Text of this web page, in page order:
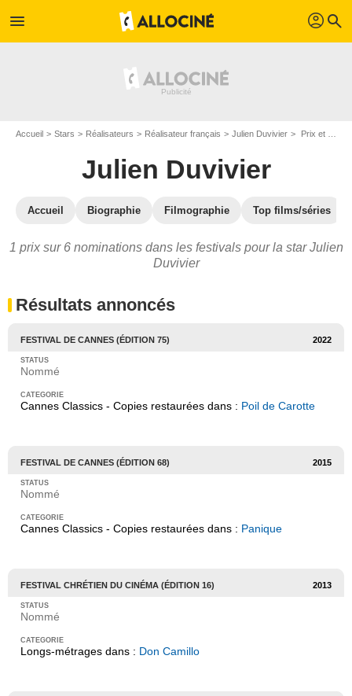
menu profil search
Accueil Stars Réalisateurs Réalisateur français Julien Duvivier Prix et nominations de Julien Duvivier
Julien Duvivier
Accueil Biographie Filmographie Top films/séries
1 prix sur 6 nominations dans les festivals pour la star Julien
Duvivier
Résultats annoncés
FESTIVAL DE CANNES (ÉDITION 75) 2022
Nommé
Cannes Classics - Copies restaurées dans : Poil de Carotte
FESTIVAL DE CANNES (ÉDITION 68) 2015
Nommé
Cannes Classics - Copies restaurées dans : Panique
FESTIVAL CHRÉTIEN DU CINÉMA (ÉDITION 16) 2013
Nommé
Longs-métrages dans : Don Camillo